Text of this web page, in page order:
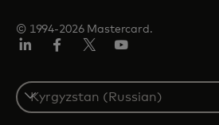
© 1994-2026 Mastercard.
Select
a
country